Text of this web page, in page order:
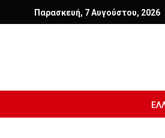
Παρασκευή, 7 Αυγούστου, 2026